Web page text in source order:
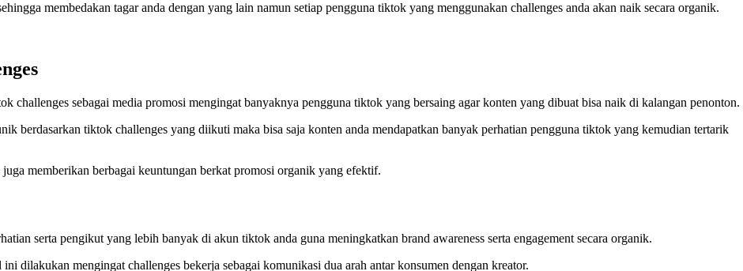
membedakan tagar anda dengan yang lain namun setiap pengguna tiktok yang menggunakan challenges anda akan naik secara organik.
challenges sebagai media promosi mengingat banyaknya pengguna tiktok yang bersaing agar konten yang dibuat bisa naik di kalangan penonton.
berdasarkan tiktok challenges yang diikuti maka bisa saja konten anda mendapatkan banyak perhatian pengguna tiktok yang kemudian tertarik
memberikan berbagai keuntungan berkat promosi organik yang efektif.
serta pengikut yang lebih banyak di akun tiktok anda guna meningkatkan brand awareness serta engagement secara organik.
dilakukan mengingat challenges bekerja sebagai komunikasi dua arah antar konsumen dengan kreator.